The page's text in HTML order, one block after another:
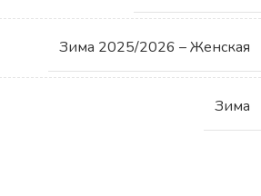
Зима 2025/2026 – Женская
Зима